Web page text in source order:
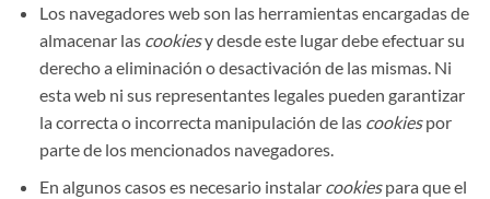
Los navegadores web son las herramientas encargadas de
almacenar las cookiesy desde este lugar debe efectuar su
derecho a eliminación o desactivación de las mismas. Ni
esta web ni sus representantes legales pueden garantizar
la correcta o incorrecta manipulación de las cookiespor
parte de los mencionados navegadores.
En algunos casos es necesario instalar cookiespara que el